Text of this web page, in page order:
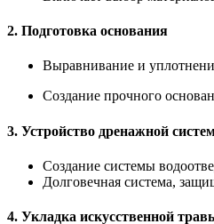
2. Подготовка основания
Выравнивание и
Создание прочного
3. Устройство дренажной
Создание системы
Долговечная система,
4. Укладка искусственной